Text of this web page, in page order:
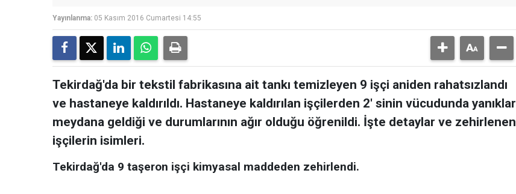
Yayınlanma: 05 Kasım 2016 Cumartesi 14:55
Tekirdağ'da bir tekstil fabrikasına ait tankı temizleyen 9 işçi aniden rahatsızlandı
ve hastaneye kaldırıldı. Hastaneye kaldırılan işçilerden 2' sinin vücudunda yanıklar
meydana geldiği ve durumlarının ağır olduğu öğrenildi. İşte detaylar ve zehirlenen
işçilerin isimleri.
Tekirdağ'da 9 taşeron işçi kimyasal maddeden zehirlendi.